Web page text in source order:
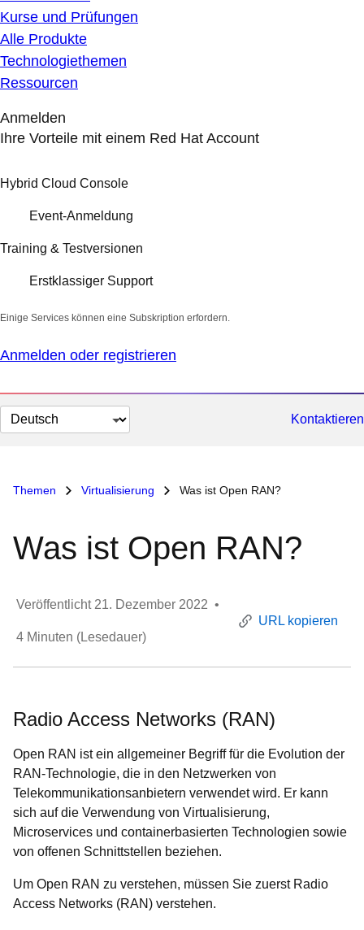
Kurse und Prüfungen
Alle Produkte
Technologiethemen
Ressourcen
Anmelden
Ihre Vorteile mit einem Red Hat Account
Hybrid Cloud Console
Event-Anmeldung
Training & Testversionen
Erstklassiger Support
Einige Services können eine Subskription erfordern.
Anmelden oder registrieren
Sprache
auswählen
Kontaktieren
Themen Virtualisierung Was ist Open RAN?
Was ist Open RAN?
Veröffentlicht 21. Dezember 2022 •
4 Minuten (Lesedauer)
URL kopieren
Radio Access Networks (RAN)
Open RAN ist ein allgemeiner Begriff für die Evolution der
RAN-Technologie, die in den Netzwerken von
Telekommunikationsanbietern verwendet wird. Er kann
sich auf die Verwendung von Virtualisierung,
Microservices und containerbasierten Technologien sowie
von offenen Schnittstellen beziehen.
Um Open RAN zu verstehen, müssen Sie zuerst Radio
Access Networks (RAN) verstehen.